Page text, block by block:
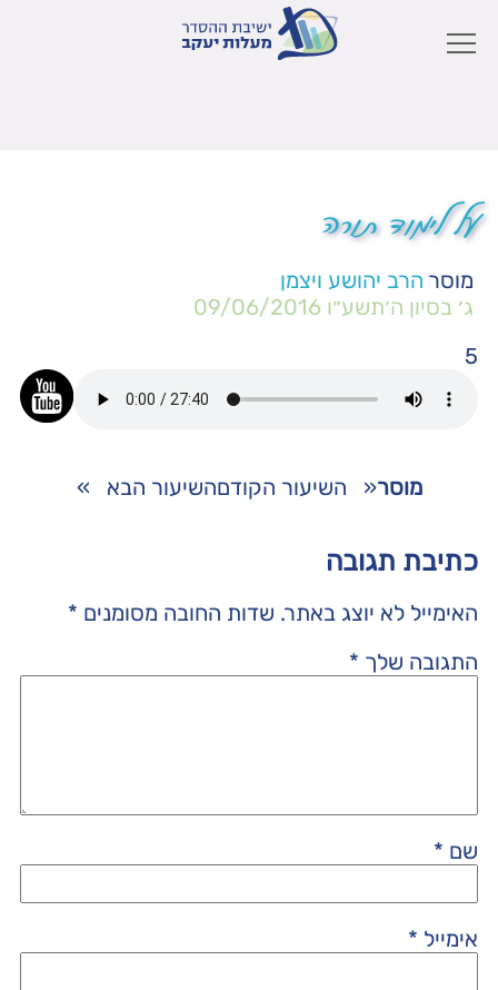
על לימוד תורה
מוסר הרב יהושע ויצמן
ג׳ בסיון ה׳תשע״ו 09/06/2016
5
מוסר« השיעור הקודםהשיעור הבא »
כתיבת תגובה
האימייל לא יוצג באתר. שדות החובה מסומנים *
התגובה שלך *
שם *
אימייל *